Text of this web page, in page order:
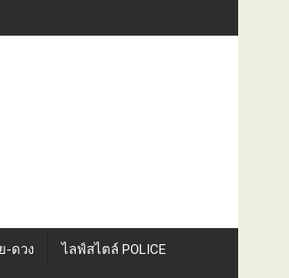
-ดวง ไลฟ์สไตล์ POLICE